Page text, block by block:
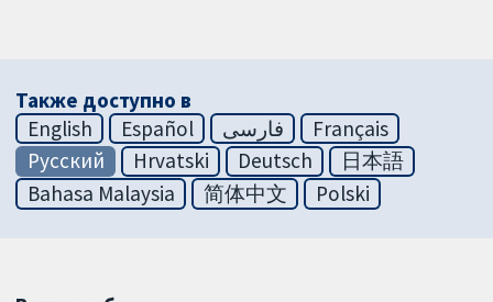
Также доступно в
English
Español فارسی
Français
Русский
Hrvatski Deutsch
日本語
Bahasa Malaysia
简体中文 Polski